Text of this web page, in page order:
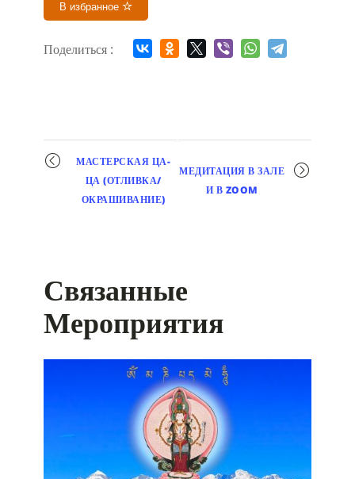
В избранное
Поделиться :
Мероприятие
навигация
МАСТЕРСКАЯ ЦА-
ЦА (ОТЛИВКА/
ОКРАШИВАНИЕ)
МЕДИТАЦИЯ В ЗАЛЕ
И В ZOOM
Связанные
Мероприятия